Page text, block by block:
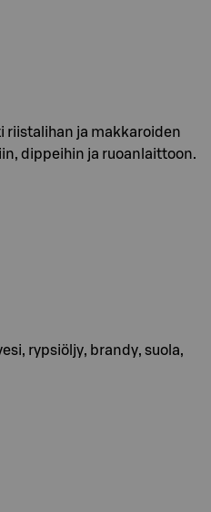
riistalihan ja makkaroiden
dippeihin ja ruoanlaittoon.
rypsiöljy, brandy, suola,